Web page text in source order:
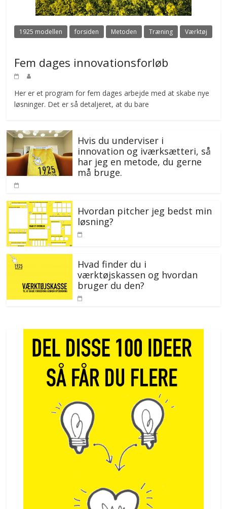
1925 modellen forsiden Metoden Træning Værktøj
Fem dages innovationsforløb
Her er et program for fem dages arbejde med at skabe nye
løsninger. Det er så detaljeret, at du bare
Hvis du underviser i
innovation og iværksætteri, så
har jeg en metode, du gerne
må bruge.
Hvordan pitcher jeg bedst min
løsning?
Hvad finder du i
værktøjskassen og hvordan
bruger du den?